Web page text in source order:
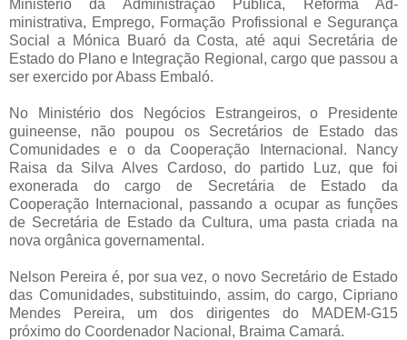
Ministério da Administração Pública, Reforma Ad-
ministrativa, Emprego, Formação Profissional e Segurança
Social a Mónica Buaró da Costa, até aqui Secretária de
Estado do Plano e Integração Regional, cargo que passou a
ser exercido por Abass Embaló.
No Ministério dos Negócios Estrangeiros, o Presidente
guineense, não poupou os Secretários de Estado das
Comunidades e o da Cooperação Internacional. Nancy
Raisa da Silva Alves Cardoso, do partido Luz, que foi
exonerada do cargo de Secretária de Estado da
Cooperação Internacional, passando a ocupar as funções
de Secretária de Estado da Cultura, uma pasta criada na
nova orgânica governamental.
Nelson Pereira é, por sua vez, o novo Secretário de Estado
das Comunidades, substituindo, assim, do cargo, Cipriano
Mendes Pereira, um dos dirigentes do MADEM-G15
próximo do Coordenador Nacional, Braima Camará.